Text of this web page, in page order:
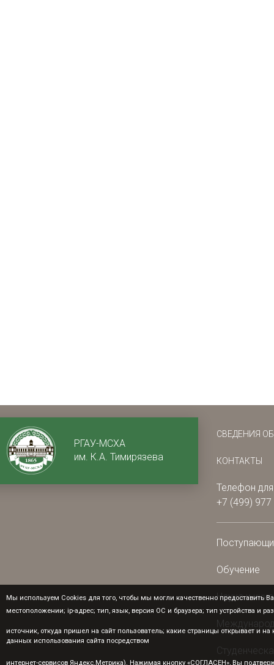
РГАУ-МСХА
им. К.А. Тимирязева
СВЕДЕНИЯ
КОНТАКТЫ
Телефон
+7 (499) 977
Обучение
Наука и
Мы используем Cookies для того, чтобы мы могли качественно предоставить
местоположении; ip-адрес; тип, язык, версия ОС и браузера; тип устройства и
источник, откуда пришел на сайт пользователь; какие страницы открывает и
данных использования сайта посредством
интернет-сервисов Яндекс.Метрика). Нажимая кнопку «СОГЛАСЕН», Вы